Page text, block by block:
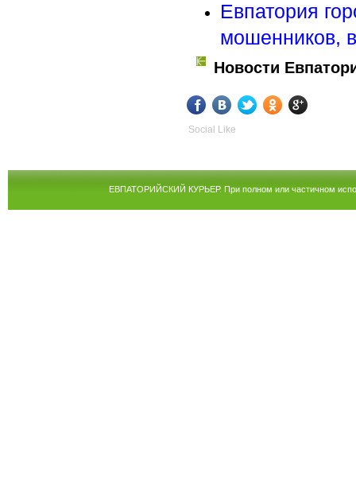
Евпатория
мошенников,
Новости
Social Like
ЕВПАТОРИЙСКИЙ КУРЬЕР. При полном или частичном